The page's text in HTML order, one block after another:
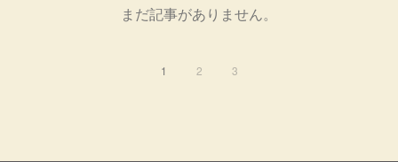
まだ記事がありません。
1 2 3